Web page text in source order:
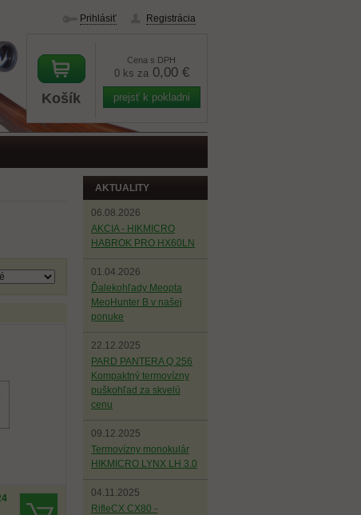
AKTUALITY
06.08.2026
AKCIA - HIKMICRO
HABROK PRO HX60LN
01.04.2026
Ďalekohľady Meopta
MeoHunter B v našej
ponuke
22.12.2025
PARD PANTERA Q 256
Kompaktný termovízny
puškohľad za skvelú
cenu
09.12.2025
Termovízny monokulár
HIKMICRO LYNX LH 3.0
04.11.2025
RifleCX CX80 -
Prihlásiť Registrácia
Košík
Cena s DPH
0 ks za 0,00 €
prejsť k pokladni